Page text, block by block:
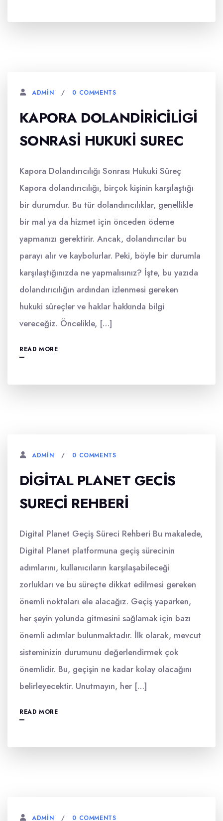
ADMIN 0 COMMENTS
KAPORA DOLANDIRICILIGI
SONRASI HUKUKI SUREC
Kapora Dolandırıcılığı Sonrası Hukuki Süreç
Kapora dolandırıcılığı, birçok kişinin karşılaştığı
bir durumdur. Bu tür dolandırıcılıklar, genellikle
bir mal ya da hizmet için önceden ödeme
yapmanızı gerektirir. Ancak, dolandırıcılar bu
parayı alır ve kaybolurlar. Peki, böyle bir durumla
karşılaştığınızda ne yapmalısınız? İşte, bu yazıda
dolandırıcılığın ardından izlenmesi gereken
hukuki süreçler ve haklar hakkında bilgi
vereceğiz. Öncelikle, […]
READ MORE
ADMIN 0 COMMENTS
DIGITAL PLANET GECIS
SURECI REHBERI
Digital Planet Geçiş Süreci Rehberi Bu makalede,
Digital Planet platformuna geçiş sürecinin
adımlarını, kullanıcıların karşılaşabileceği
zorlukları ve bu süreçte dikkat edilmesi gereken
önemli noktaları ele alacağız. Geçiş yaparken,
her şeyin yolunda gitmesini sağlamak için bazı
önemli adımlar bulunmaktadır. İlk olarak, mevcut
sisteminizin durumunu değerlendirmek çok
önemlidir. Bu, geçişin ne kadar kolay olacağını
belirleyecektir. Unutmayın, her […]
READ MORE
ADMIN 0 COMMENTS